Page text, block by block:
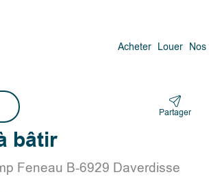
Acheter Louer
Partager
bâtir
Feneau B-6929 Daverdisse